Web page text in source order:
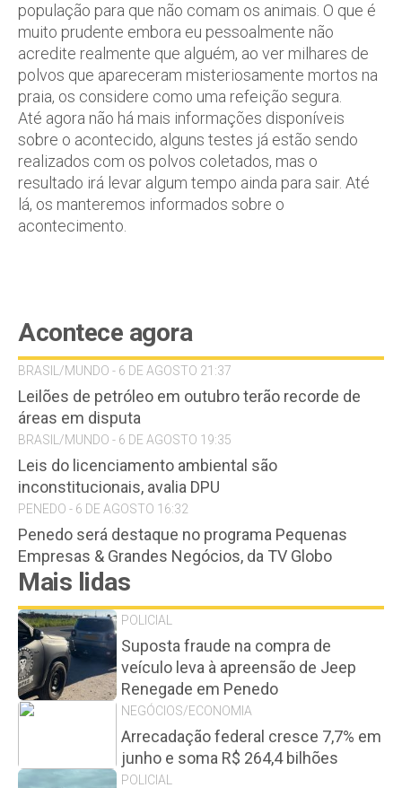
população para que não comam os animais. O que é
muito prudente embora eu pessoalmente não
acredite realmente que alguém, ao ver milhares de
polvos que apareceram misteriosamente mortos na
praia, os considere como uma refeição segura.
Até agora não há mais informações disponíveis
sobre o acontecido, alguns testes já estão sendo
realizados com os polvos coletados, mas o
resultado irá levar algum tempo ainda para sair. Até
lá, os manteremos informados sobre o
acontecimento.
Acontece agora
BRASIL/MUNDO - 6 DE AGOSTO 21:37
Leilões de petróleo em outubro terão recorde de
áreas em disputa
BRASIL/MUNDO - 6 DE AGOSTO 19:35
Leis do licenciamento ambiental são
inconstitucionais, avalia DPU
PENEDO - 6 DE AGOSTO 16:32
Penedo será destaque no programa Pequenas
Empresas & Grandes Negócios, da TV Globo
Mais lidas
POLICIAL
Suposta fraude na compra de
veículo leva à apreensão de Jeep
Renegade em Penedo
NEGÓCIOS/ECONOMIA
Arrecadação federal cresce 7,7% em
junho e soma R$ 264,4 bilhões
POLICIAL